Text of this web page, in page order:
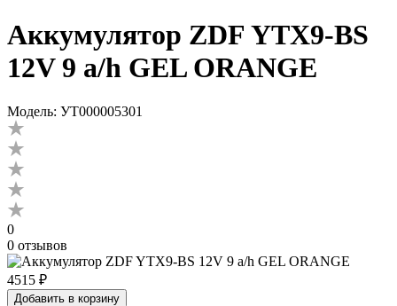
Аккумулятор ZDF YTX9-BS
12V 9 a/h GEL ORANGE
Модель: УТ000005301
0
0 отзывов
4515 ₽
Добавить в корзину